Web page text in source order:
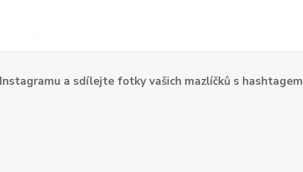
a sdílejte fotky vašich mazlíčků s hashtagem